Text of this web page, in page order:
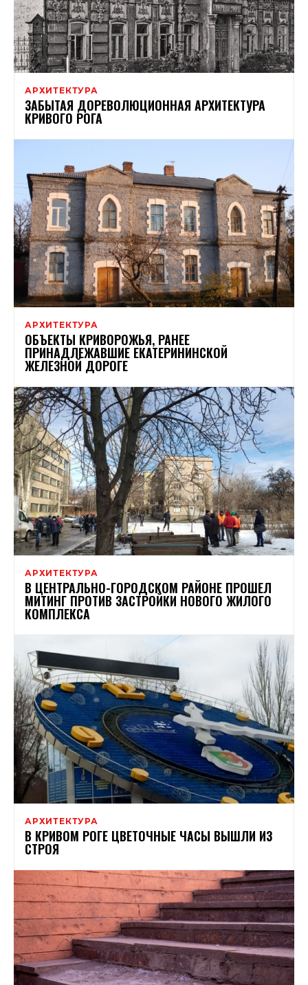
АРХИТЕКТУРА
ЗАБЫТАЯ ДОРЕВОЛЮЦИОННАЯ АРХИТЕКТУРА
КРИВОГО РОГА
АРХИТЕКТУРА
ОБЪЕКТЫ КРИВОРОЖЬЯ, РАНЕЕ
ПРИНАДЛЕЖАВШИЕ ЕКАТЕРИНИНСКОЙ
ЖЕЛЕЗНОЙ ДОРОГЕ
АРХИТЕКТУРА
В ЦЕНТРАЛЬНО-ГОРОДСКОМ РАЙОНЕ ПРОШЕЛ
МИТИНГ ПРОТИВ ЗАСТРОЙКИ НОВОГО ЖИЛОГО
КОМПЛЕКСА
АРХИТЕКТУРА
В КРИВОМ РОГЕ ЦВЕТОЧНЫЕ ЧАСЫ ВЫШЛИ ИЗ
СТРОЯ